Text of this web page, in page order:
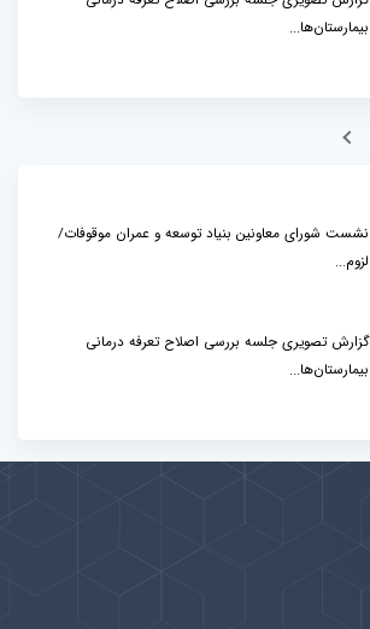
بیمارستان‌ها...
نشست شورای معاونین بنیاد توسعه و عمران موقوفات/
لزوم...
گزارش تصویری جلسه بررسی اصلاح تعرفه درمانی
بیمارستان‌ها...